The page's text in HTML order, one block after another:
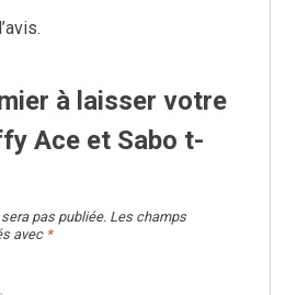
à laisser votre
Ace et Sabo t-
pas publiée. Les champs
avec *